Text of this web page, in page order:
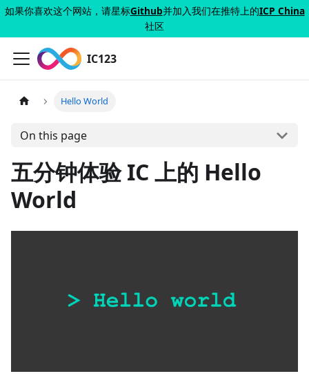
如果你喜欢这个网站，请星标Github并加入我们在推特上的ICP China
社区
IC123
Hello World
On this page
五分钟体验 IC 上的 Hello
World